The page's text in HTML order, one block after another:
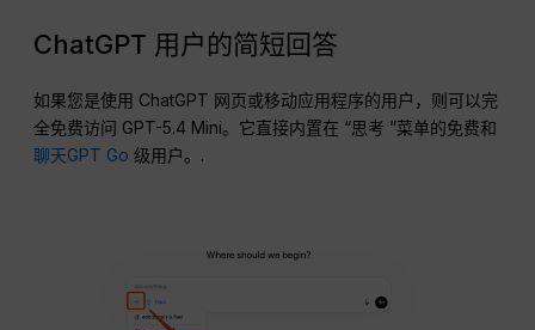
ChatGPT 用户的简短回答
如果您是使用 ChatGPT 网页或移动应用程序的用户，则可以完
全免费访问 GPT-5.4 Mini。它直接内置在 “思考 ”菜单的免费和
聊天GPT Go 级用户。.